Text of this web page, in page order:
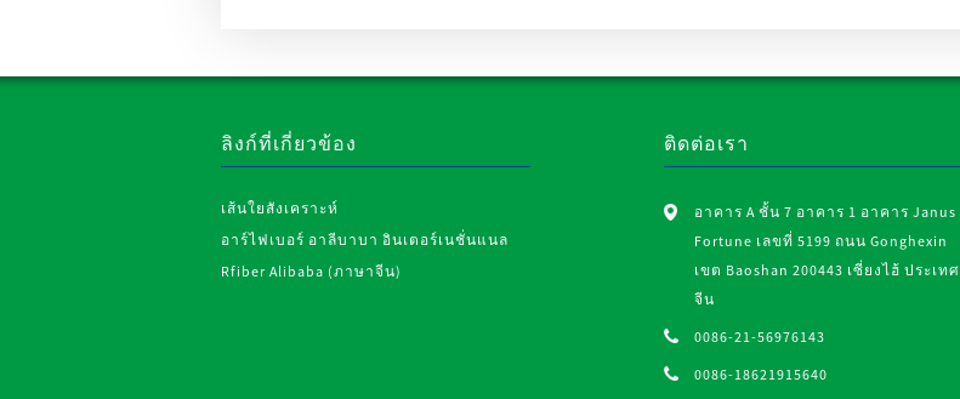
แบบเย็บ
อุตสาหกรรม...
ลิงก์ที่เกี่ยวข้อง
เส้นใยสังเคราะห์
อาร์ไฟเบอร์ อาลีบาบา อินเตอร์เนชั่นแนล
Rfiber Alibaba (ภาษาจีน)
ติดต่อเรา
อาคาร A ชั้น 7 อาคาร 1 อาคาร Janus
Fortune เลขที่ 5199 ถนน Gonghexin
เขต Baoshan 200443 เซี่ยงไฮ้ ประเทศ
จีน
0086-21-56976143
0086-18621915640